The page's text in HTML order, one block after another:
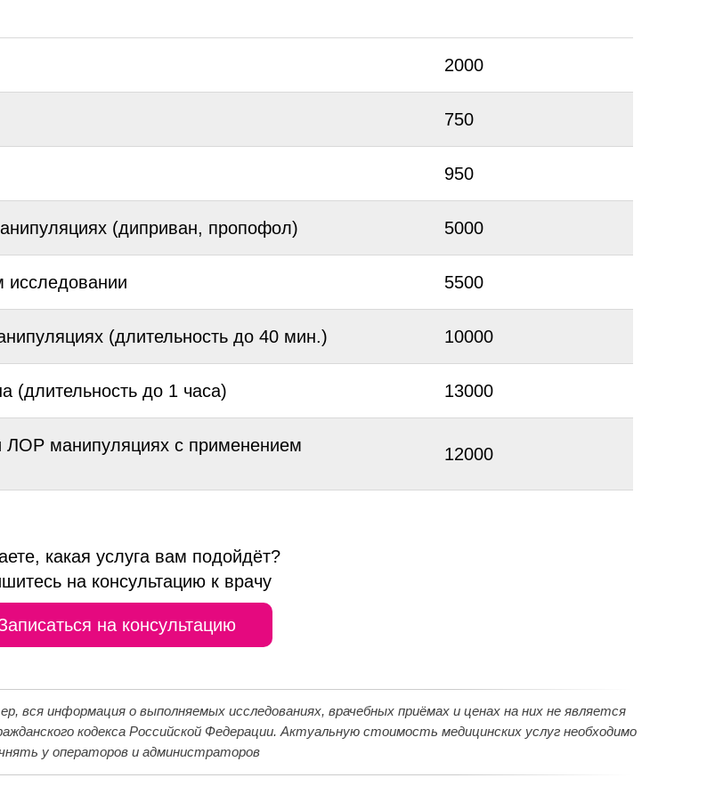
2000
750
950
(диприван, пропофол) 5000
исследовании 5500
(длительность до 40 мин.) 10000
(длительность до 1 часа) 13000
ЛОР манипуляциях с применением
12000
на консультацию
какая услуга вам подойдёт?
на консультацию к врачу
информация о выполняемых исследованиях, врачебных приёмах и ценах на них не является
кодекса Российской Федерации. Актуальную стоимость медицинских услуг необходимо
у операторов и администраторов